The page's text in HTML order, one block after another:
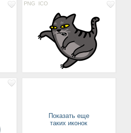
PNG ICO
Показать еще
таких иконок